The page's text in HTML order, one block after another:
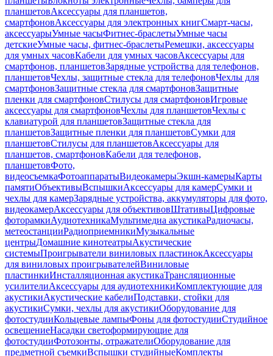
планшетовАксессуары для планшетов,
смартфоновАксессуары для электронных книгСмарт-часы,
аксессуарыУмные часыФитнес-браслетыУмные часы
детскиеУмные часы, фитнес-браслетыРемешки, аксессуары
для умных часовКабели для умных часовАксессуары для
смартфонов, планшетовЗарядные устройства для телефонов,
планшетовЧехлы, защитные стекла для телефоновЧехлы для
смартфоновЗащитные стекла для смартфоновЗащитные
пленки для смартфоновСтилусы для смартфоновИгровые
аксессуары для смартфоновЧехлы для планшетовЧехлы с
клавиатурой для планшетовЗащитные стекла для
планшетовЗащитные пленки для планшетовСумки для
планшетовСтилусы для планшетовАксессуары для
планшетов, смартфоновКабели для телефонов,
планшетовФото,
видеосъемкаФотоаппаратыВидеокамерыЭкшн-камерыКарты
памятиОбъективыВспышкиАксессуары для камерСумки и
чехлы для камерЗарядные устройства, аккумуляторы для фото,
видеокамерАксессуары для объективовШтативыЦифровые
фоторамкиАудиотехникаМультимедиа акустикаРадиочасы,
метеостанцииРадиоприемникиМузыкальные
центрыДомашние кинотеатрыАкустические
системыПроигрыватели виниловых пластинокАксессуары
для виниловых проигрывателейВиниловые
пластинкиИнсталляционная акустикаТрансляционные
усилителиАксессуары для аудиотехникиКомплектующие для
акустикиАкустические кабелиПодставки, стойки для
акустикиСумки, чехлы для акустикиОборудование для
фотостудииКольцевые лампыФоны для фотостудииСтудийное
освещениеНасадки светоформирующие для
фотостудииФотозонты, отражателиОборудование для
предметной съемкиВспышки студийныеКомплекты